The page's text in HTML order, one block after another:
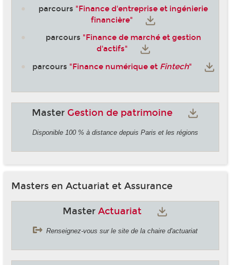
parcours "Finance d'entreprise et ingénierie
financière"
parcours "Finance de marché et gestion
d'actifs"
parcours "Finance numérique et Fintech"
Master Gestion de patrimoine
Disponible 100 % à distance depuis Paris et les régions
Masters en Actuariat et Assurance
Master Actuariat
Renseignez-vous sur le site de la chaire d'actuariat